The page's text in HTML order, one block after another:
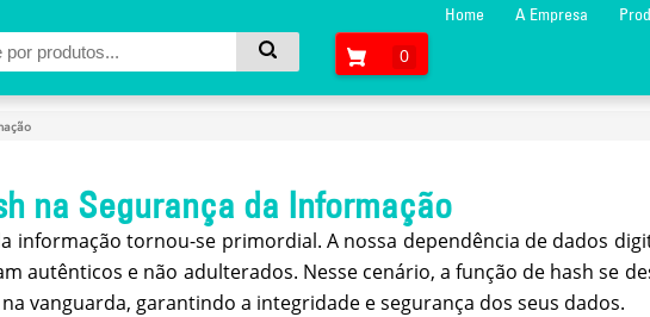
Home A Empresa
0
na Segurança da Informação
informação tornou-se primordial. A nossa dependência de dados
autênticos e não adulterados. Nesse cenário, a função de hash se
vanguarda, garantindo a integridade e segurança dos seus dados.